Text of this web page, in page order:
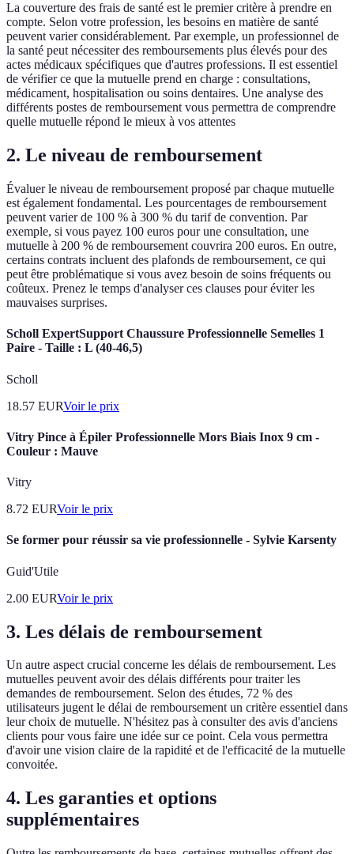
La couverture des frais de santé est le premier critère à prendre en
compte. Selon votre profession, les besoins en matière de santé
peuvent varier considérablement. Par exemple, un professionnel de
la santé peut nécessiter des remboursements plus élevés pour des
actes médicaux spécifiques que d'autres professions. Il est essentiel
de vérifier ce que la mutuelle prend en charge : consultations,
médicament, hospitalisation ou soins dentaires. Une analyse des
différents postes de remboursement vous permettra de comprendre
quelle mutuelle répond le mieux à vos attentes
2. Le niveau de remboursement
Évaluer le niveau de remboursement proposé par chaque mutuelle
est également fondamental. Les pourcentages de remboursement
peuvent varier de 100 % à 300 % du tarif de convention. Par
exemple, si vous payez 100 euros pour une consultation, une
mutuelle à 200 % de remboursement couvrira 200 euros. En outre,
certains contrats incluent des plafonds de remboursement, ce qui
peut être problématique si vous avez besoin de soins fréquents ou
coûteux. Prenez le temps d'analyser ces clauses pour éviter les
mauvaises surprises.
Scholl ExpertSupport Chaussure Professionnelle Semelles 1
Paire - Taille : L (40-46,5)
Scholl
18.57 EURVoir le prix
Vitry Pince à Épiler Professionnelle Mors Biais Inox 9 cm -
Couleur : Mauve
Vitry
8.72 EURVoir le prix
Se former pour réussir sa vie professionnelle - Sylvie Karsenty
Guid'Utile
2.00 EURVoir le prix
3. Les délais de remboursement
Un autre aspect crucial concerne les délais de remboursement. Les
mutuelles peuvent avoir des délais différents pour traiter les
demandes de remboursement. Selon des études, 72 % des
utilisateurs jugent le délai de remboursement un critère essentiel dans
leur choix de mutuelle. N'hésitez pas à consulter des avis d'anciens
clients pour vous faire une idée sur ce point. Cela vous permettra
d'avoir une vision claire de la rapidité et de l'efficacité de la mutuelle
convoitée.
4. Les garanties et options
supplémentaires